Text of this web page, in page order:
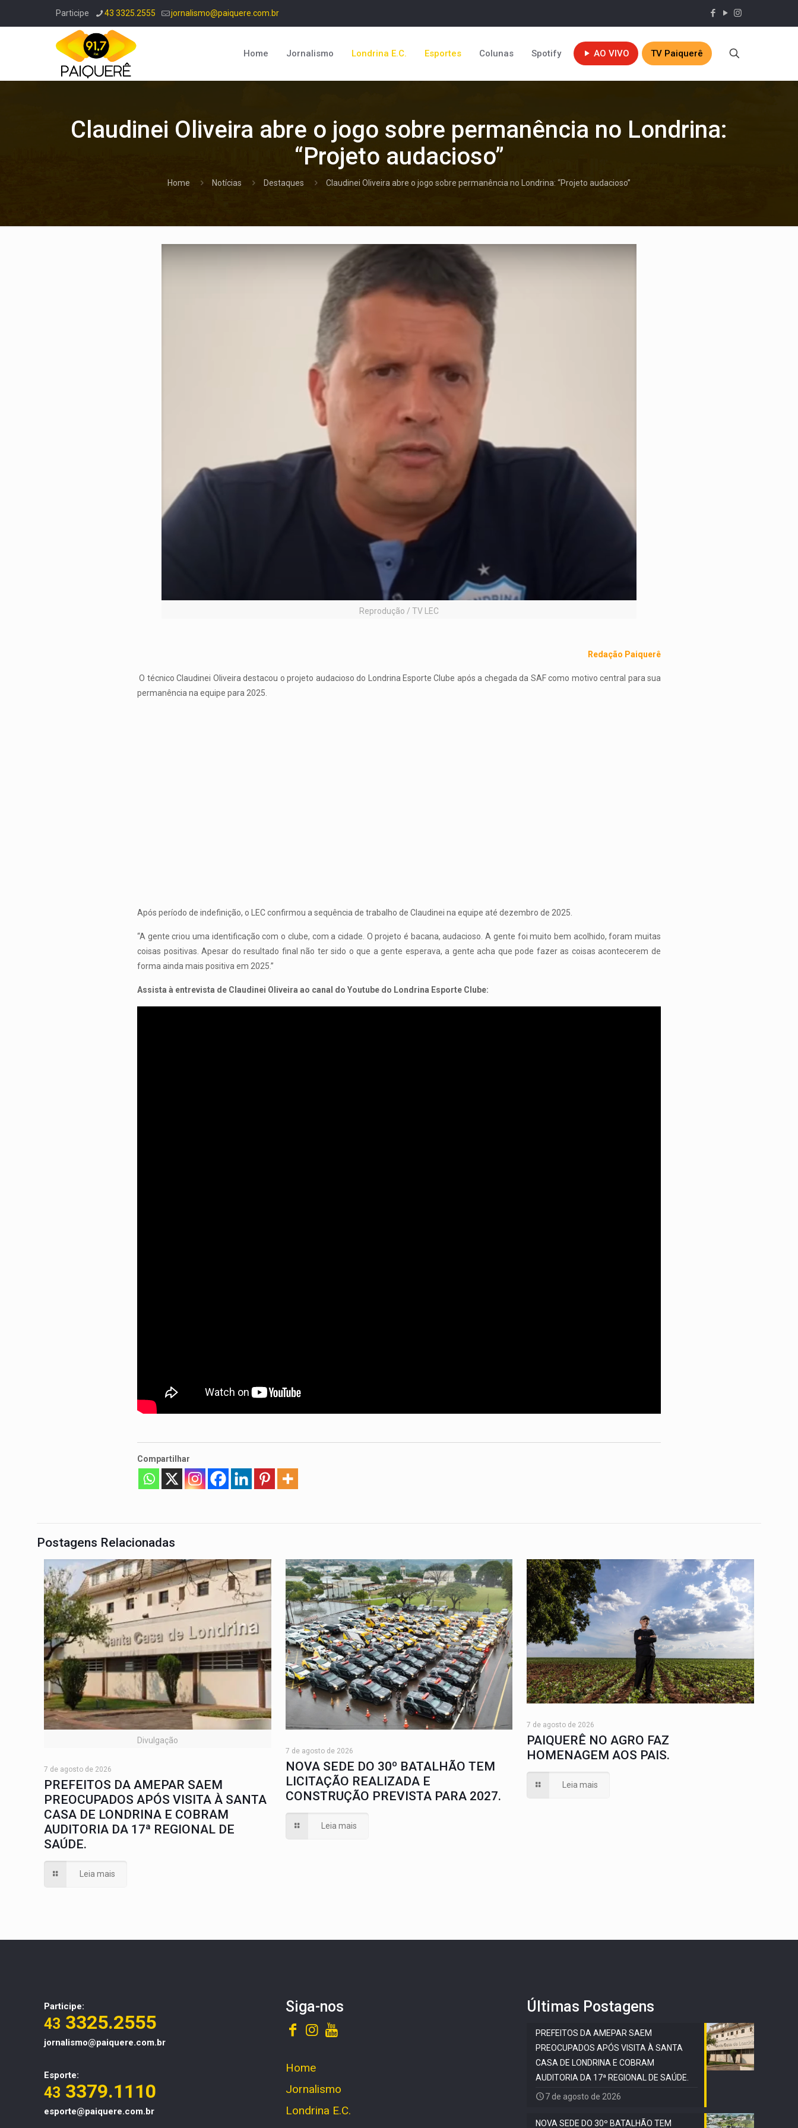
Participe 43 3325.2555 jornalismo@paiquere.com.br
Home Jornalismo Londrina E.C. Esportes Colunas Spotify AO VIVO TV Paiquerê
Claudinei Oliveira abre o jogo sobre permanência no Londrina:
“Projeto audacioso”
Home Notícias Destaques Claudinei Oliveira abre o jogo sobre permanência no Londrina: “Projeto audacioso”
Reprodução / TV LEC
Redação Paiquerê
O técnico Claudinei Oliveira destacou o projeto audacioso do Londrina Esporte Clube após a chegada da SAF como motivo central para sua
permanência na equipe para 2025.
Após período de indefinição, o LEC confirmou a sequência de trabalho de Claudinei na equipe até dezembro de 2025.
“A gente criou uma identificação com o clube, com a cidade. O projeto é bacana, audacioso. A gente foi muito bem acolhido, foram muitas
coisas positivas. Apesar do resultado final não ter sido o que a gente esperava, a gente acha que pode fazer as coisas acontecerem de
forma ainda mais positiva em 2025.”
Assista à entrevista de Claudinei Oliveira ao canal do Youtube do Londrina Esporte Clube:
Compartilhar
Postagens Relacionadas
Divulgação
7 de agosto de 2026
PREFEITOS DA AMEPAR SAEM
PREOCUPADOS APÓS VISITA À SANTA
CASA DE LONDRINA E COBRAM
AUDITORIA DA 17ª REGIONAL DE
SAÚDE.
Leia mais
7 de agosto de 2026
NOVA SEDE DO 30º BATALHÃO TEM
LICITAÇÃO REALIZADA E
CONSTRUÇÃO PREVISTA PARA 2027.
Leia mais
7 de agosto de 2026
PAIQUERÊ NO AGRO FAZ
HOMENAGEM AOS PAIS.
Leia mais
Participe:
43 3325.2555
jornalismo@paiquere.com.br
Esporte:
43 3379.1110
esporte@paiquere.com.br
Siga-nos
Home
Jornalismo
Londrina E.C.
Últimas Postagens
PREFEITOS DA AMEPAR SAEM
PREOCUPADOS APÓS VISITA À SANTA
CASA DE LONDRINA E COBRAM
AUDITORIA DA 17ª REGIONAL DE SAÚDE.
7 de agosto de 2026
NOVA SEDE DO 30º BATALHÃO TEM